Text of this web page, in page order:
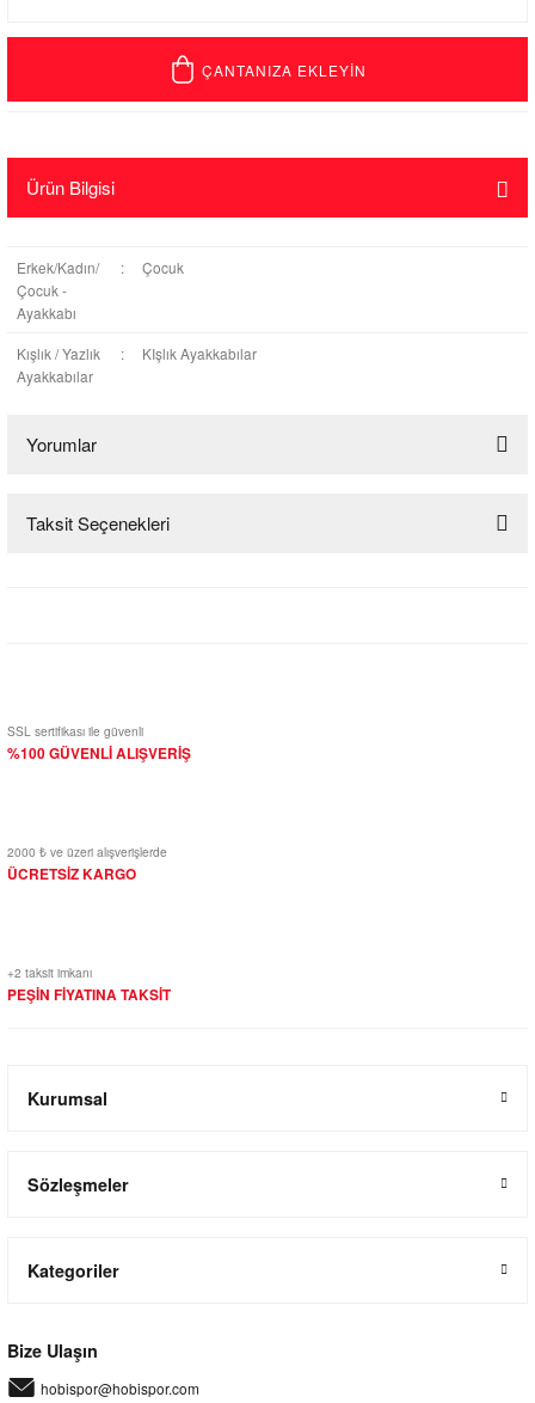
ÇANTANIZA EKLEYİN
Ürün Bilgisi
Erkek/Kadın/
Çocuk -
Ayakkabı
: Çocuk
Kışlık / Yazlık
Ayakkabılar
: KIşlık Ayakkabılar
Yorumlar
Bu ürüne ilk yorumu siz yapın!
Taksit Seçenekleri
SSL sertifikası ile güvenli
%100 GÜVENLİ ALIŞVERİŞ
2000 ₺ ve üzeri alışverişlerde
ÜCRETSİZ KARGO
+2 taksit imkanı
PEŞİN FİYATINA TAKSİT
Kurumsal
Sözleşmeler
Kategoriler
Bize Ulaşın
hobispor@hobispor.com